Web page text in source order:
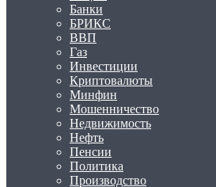
Банки
БРИКС
ВВП
Газ
Инвестиции
Криптовалюты
Минфин
Мошенничество
Недвижимость
Нефть
Пенсии
Политика
Производство